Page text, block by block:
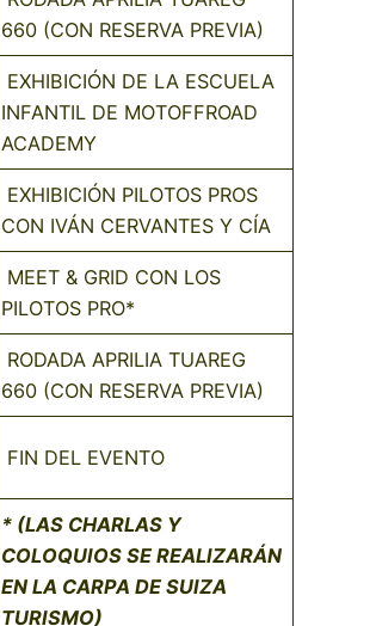
660 (CON RESERVA PREVIA)
EXHIBICIÓN DE LA ESCUELA
INFANTIL DE MOTOFFROAD
ACADEMY
EXHIBICIÓN PILOTOS PROS
CON IVÁN CERVANTES Y CÍA
MEET & GRID CON LOS
PILOTOS PRO*
RODADA APRILIA TUAREG
660 (CON RESERVA PREVIA)
FIN DEL EVENTO
* (LAS CHARLAS Y
COLOQUIOS SE REALIZARÁN
EN LA CARPA DE SUIZA
TURISMO)